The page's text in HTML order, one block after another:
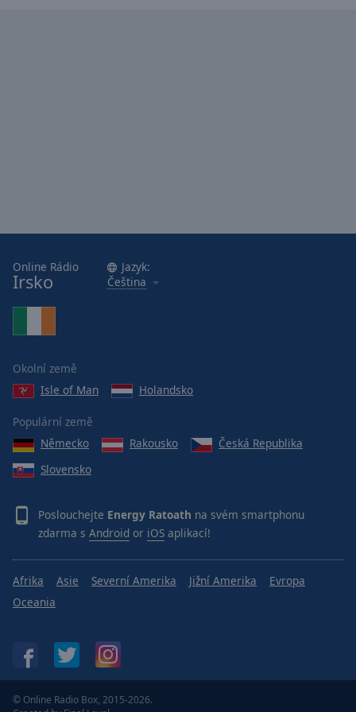
Font
Family
Done
Close
Dialog
End
dialog
Online Rádio
Irsko
Jazyk:
Čeština
Okolní země
Isle of Man
Holandsko
Populární země
Německo
Rakousko
Česká Republika
Slovensko
Poslouchejte Energy Ratoath na svém smartphonu
zdarma s Android or iOS aplikací!
Afrika Asie Severní Amerika Jižní Amerika
Evropa
Oceania
© Online Radio Box, 2015-2026.